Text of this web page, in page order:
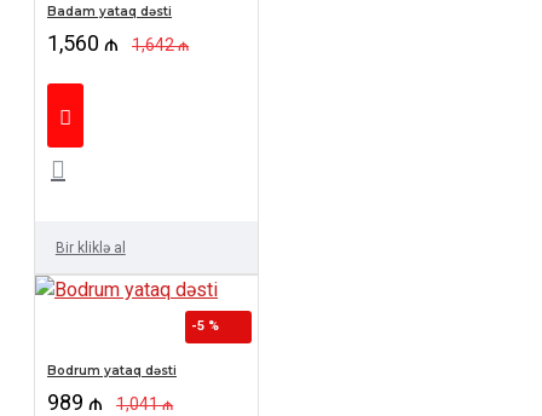
Badam yataq dəsti
1,560 ₼ 1,642 ₼
Bir kliklə al
-5 %
Bodrum yataq dəsti
989 ₼ 1,041 ₼